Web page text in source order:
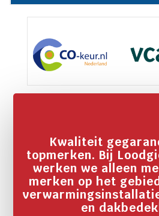
Kwaliteit
topmerken. Bij
werken we alleen
merken op het
en